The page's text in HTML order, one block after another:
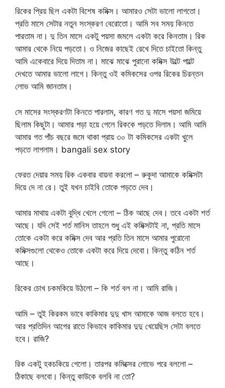
রিকের প্রিয় ছিল একটা বিশেষ কমিক্স। আমারও সেটা ভালো লাগতো।
প্রতি মাসে সেটার নতুন সংস্করণ বেরোতো। আমি সব সময় কিনতে
পারতাম না। দু তিন মাসে একটু পয়সা জমলে একটা করে কিনতাম। রিক
আমার থেকে নিয়ে পড়তো। ও নিজের কাছেই রেখে দিতে চাইতো কিন্তু
আমি একেবারে দিয়ে দিতাম না। মাঝে মাঝে পুরানো কমিক্স উল্টে পাল্টে
দেখতে আমার ভালো লাগে। কিন্তু ওই কমিকসের ওপর রিকের চিরন্তন
লোভ আমি জানতাম।
সে মাসের সংস্করণটা কিনতে পারলাম, কারণ গত দু মাসে পয়সা জমিয়ে
ছিলাম কিছুটা। আমার পড়া হয়ে গেলে রিককে পড়তে দিলাম। আমি আমি
আমার গত পাঁচ বছরে জমে থাকা প্রায় ৩০ টা কমিকসের একটা খুলে
পড়তে লাগলাম। bangali sex story
ফেরত দেয়ার সময় রিক একবার বায়না করলো – রুকুদা আমাকে কমিক্সটা
দিয়ে দে না রে। তুই যখন চাইবি তোকে পড়তে দেব।
আমার মাথায় একটা বুদ্ধি খেলে গেলো – ঠিক আছে দেব। তবে একটা শর্ত
আছে। যদি সেই শর্ত মানিস তাহলে শুধু এই কমিক্সটাই না, প্রতি মাসে
তোকে একটা করে কমিক্স দেব আর প্রতি তিন মাসে আমার পুরোনো
কমিক্সগুলো থেকেও তোকে একটা করে দিয়ে দেবো। কিন্তু কঠিন শর্ত
আছে।
রিকের চোখ চকমকিয়ে উঠলো – কি শর্ত বল না। আমি রাজি।
আমি – তুই কিরকম ভাবে কাকিমার দুদু খাস আমাকে আজ বলতে হবে।
আর প্রতিদিন আগের রাতে কিভাবে কাকিমার দুদু খেয়েছিস সেটা বলতে
হবে। রাজি?
রিক একটু হকচকিয়ে গেলো। তারপর কমিক্সের লোভে পরে বললো –
ঠিকাছে বলবো। কিন্তু কাউকে বলবি না তো?